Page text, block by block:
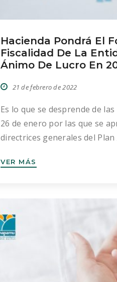
Hacienda Pondrá El
Fiscalidad De La
Ánimo De Lucro En
21 de febrero de 2022
Es lo que se desprende de
26 de enero por las que se
directrices generales del Plan
publicó el pasado 31 de enero
VER MÁS